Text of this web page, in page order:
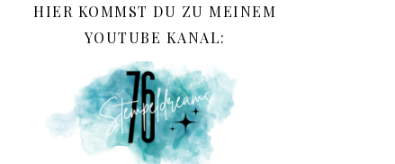
HIER KOMMST DU ZU MEINEM
YOUTUBE KANAL: